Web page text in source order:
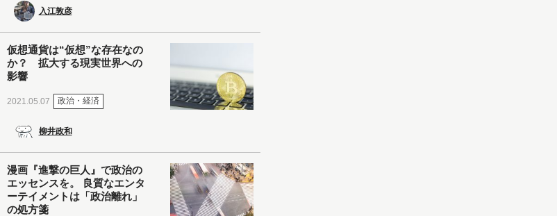
入江敦彦
仮想通貨は“仮想”な存在なの
か？ 拡大する現実世界への
影響
2021.05.07 政治・経済
柳井政和
漫画『進撃の巨人』で政治の
エッセンスを。 良質なエンタ
ーテイメントは「政治離れ」
の処方箋